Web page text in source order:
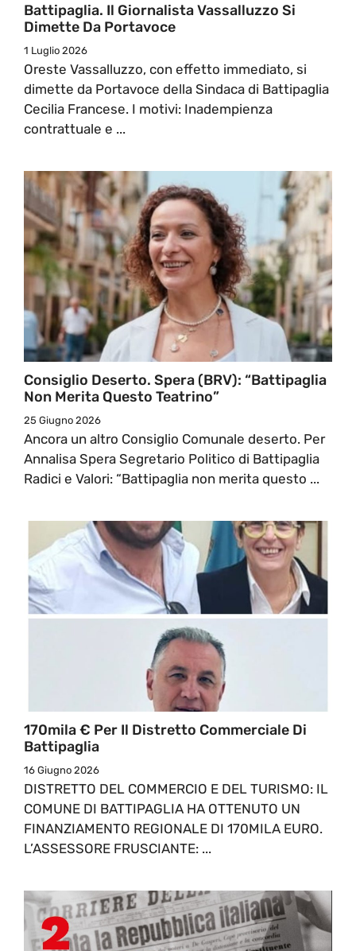
Battipaglia. Il Giornalista Vassalluzzo Si
Dimette Da Portavoce
1 Luglio 2026
Oreste Vassalluzzo, con effetto immediato, si
dimette da Portavoce della Sindaca di Battipaglia
Cecilia Francese. I motivi: Inadempienza
contrattuale e ...
Consiglio Deserto. Spera (BRV): “Battipaglia
Non Merita Questo Teatrino”
25 Giugno 2026
Ancora un altro Consiglio Comunale deserto. Per
Annalisa Spera Segretario Politico di Battipaglia
Radici e Valori: “Battipaglia non merita questo ...
170mila € Per Il Distretto Commerciale Di
Battipaglia
16 Giugno 2026
DISTRETTO DEL COMMERCIO E DEL TURISMO: IL
COMUNE DI BATTIPAGLIA HA OTTENUTO UN
FINANZIAMENTO REGIONALE DI 170MILA EURO.
L’ASSESSORE FRUSCIANTE: ...